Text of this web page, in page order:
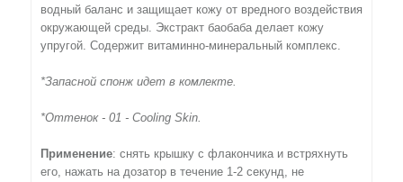
водный баланс и защищает кожу от вредного воздействия
окружающей среды. Экстракт баобаба делает кожу
упругой. Содержит витаминно-минеральный комплекс.
*Запасной спонж идет в комлекте.
*Оттенок - 01 - Cooling Skin.
Применение: снять крышку с флакончика и встряхнуть
его, нажать на дозатор в течение 1-2 секунд, не